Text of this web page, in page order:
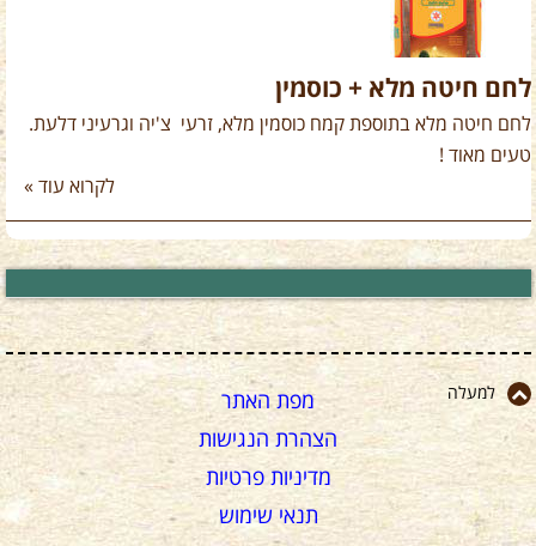
לחם חיטה מלא + כוסמין
לחם חיטה מלא בתוספת קמח כוסמין מלא, זרעי צ'יה וגרעיני דלעת.
טעים מאוד !
לקרוא עוד »
למעלה
מפת האתר
הצהרת הנגישות
מדיניות פרטיות
תנאי שימוש